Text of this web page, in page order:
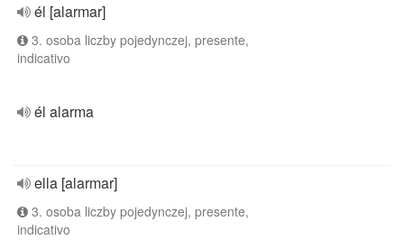
él [alarmar]
3. osoba liczby pojedynczej, presente,
indicativo
él alarma
ella [alarmar]
3. osoba liczby pojedynczej, presente,
indicativo